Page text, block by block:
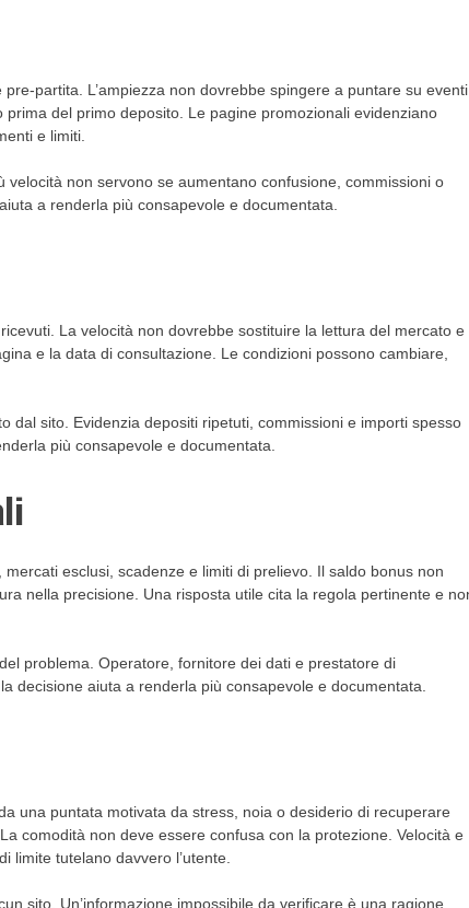
partita. L’ampiezza non dovrebbe spingere a puntare su eventi
del primo deposito. Le pagine promozionali evidenziano
e limiti.
non servono se aumentano confusione, commissioni o
a renderla più consapevole e documentata.
La velocità non dovrebbe sostituire la lettura del mercato e
e la data di consultazione. Le condizioni possono cambiare,
dal sito. Evidenzia depositi ripetuti, commissioni e importi spesso
più consapevole e documentata.
esclusi, scadenze e limiti di prelievo. Il saldo bonus non
nella precisione. Una risposta utile cita la regola pertinente e
problema. Operatore, fornitore dei dati e prestatore di
decisione aiuta a renderla più consapevole e documentata.
una puntata motivata da stress, noia o desiderio di recuperare
comodità non deve essere confusa con la protezione. Velocità e
limite tutelano davvero l’utente.
sito. Un’informazione impossibile da verificare è una ragione